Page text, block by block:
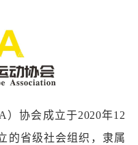
）协会成立于2020年12
的省级社会组织，隶属